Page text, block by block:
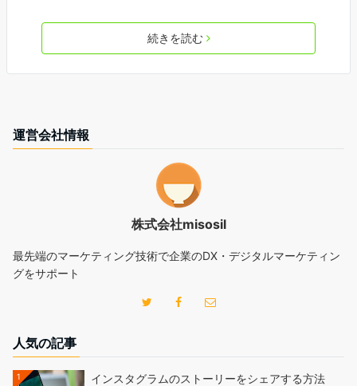
続きを読む
運営会社情報
株式会社misosil
最先端のマーケティング技術で企業のDX・デジタルマーケティン
グをサポート
人気の記事
1 インスタグラムのストーリーをシェアする方法